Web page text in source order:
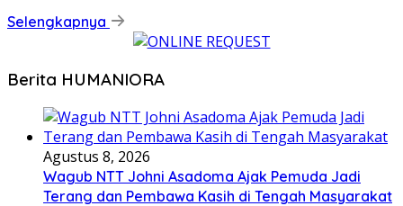
Selengkapnya
Berita HUMANIORA
Agustus 8, 2026
Wagub NTT Johni Asadoma Ajak Pemuda Jadi
Terang dan Pembawa Kasih di Tengah Masyarakat